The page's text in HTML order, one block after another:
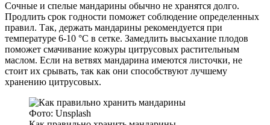
Сочные и спелые мандарины обычно не хранятся долго.
Продлить срок годности поможет соблюдение определенных
правил. Так, держать мандарины рекомендуется при
температуре 6-10 °С в сетке. Замедлить высыхание плодов
поможет смачивание кожуры цитрусовых растительным
маслом. Если на ветвях мандарина имеются листочки, не
стоит их срывать, так как они способствуют лучшему
хранению цитрусовых.
Фото: Unsplash